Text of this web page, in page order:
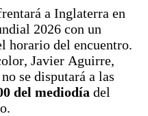
a Inglaterra en
2026 con un
horario del encuentro.
Javier Aguirre,
se disputará a las
del mediodía del